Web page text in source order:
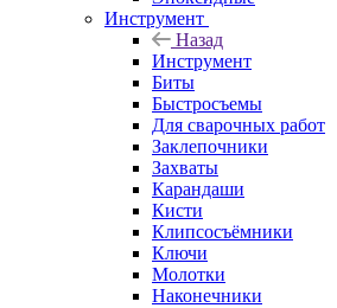
Инструмент
Назад
Инструмент
Биты
Быстросъемы
Для сварочных работ
Заклепочники
Захваты
Карандаши
Кисти
Клипсосъёмники
Ключи
Молотки
Наконечники